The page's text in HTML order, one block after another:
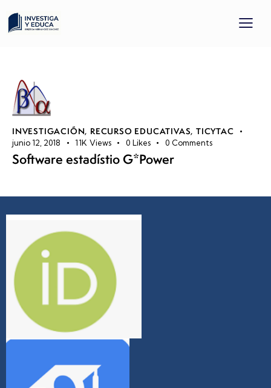
INVESTIGACIÓN, RECURSO EDUCATIVAS,TICYTAC
junio 12, 2018 11K Views 0 Likes 0 Comments
Software estadístio G*Power